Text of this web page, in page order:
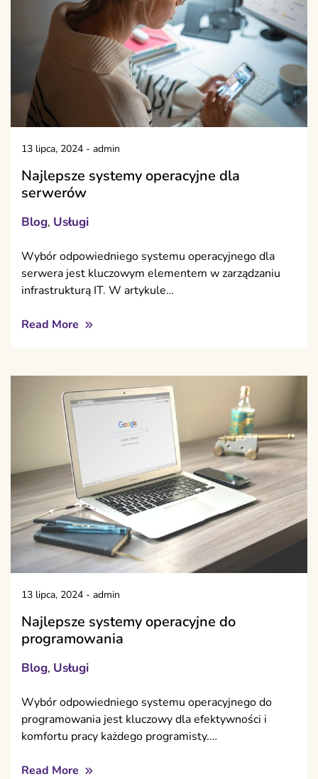
13 lipca, 2024 - admin
Najlepsze systemy operacyjne dla
serwerów
Blog, Usługi
Wybór odpowiedniego systemu operacyjnego dla
serwera jest kluczowym elementem w zarządzaniu
infrastrukturą IT. W artykule…
Read More
13 lipca, 2024 - admin
Najlepsze systemy operacyjne do
programowania
Blog, Usługi
Wybór odpowiedniego systemu operacyjnego do
programowania jest kluczowy dla efektywności i
komfortu pracy każdego programisty.…
Read More